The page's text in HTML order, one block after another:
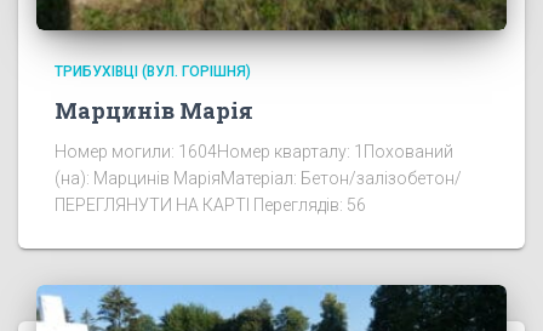
ТРИБУХІВЦІ (ВУЛ. ГОРІШНЯ)
Марцинів Марія
Номер могили: 1604Номер кварталу: 1Похований
(на): Марцинів МаріяМатеріал: Бетон/залізобетон/
ПЕРЕГЛЯНУТИ НА КАРТІ Переглядів: 56